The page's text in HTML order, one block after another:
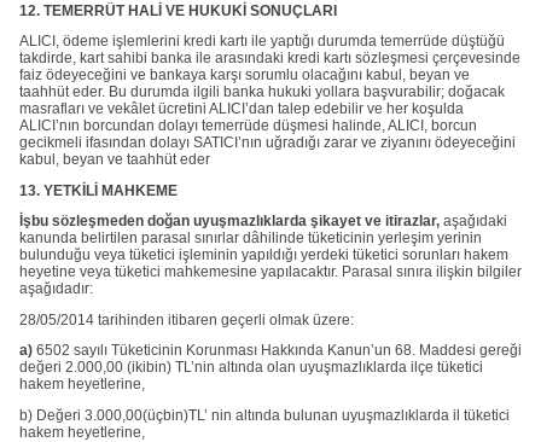
12. TEMERRÜT HALİ VE HUKUKİ SONUÇLARI
ALICI, ödeme işlemlerini kredi kartı ile yaptığı durumda temerrüde düştüğü
takdirde, kart sahibi banka ile arasındaki kredi kartı sözleşmesi çerçevesinde
faiz ödeyeceğini ve bankaya karşı sorumlu olacağını kabul, beyan ve
taahhüt eder. Bu durumda ilgili banka hukuki yollara başvurabilir; doğacak
masrafları ve vekâlet ücretini ALICI’dan talep edebilir ve her koşulda
ALICI’nın borcundan dolayı temerrüde düşmesi halinde, ALICI, borcun
gecikmeli ifasından dolayı SATICI’nın uğradığı zarar ve ziyanını ödeyeceğini
kabul, beyan ve taahhüt eder
13. YETKİLİ MAHKEME
İşbu sözleşmeden doğan uyuşmazlıklarda şikayet ve itirazlar, aşağıdaki
kanunda belirtilen parasal sınırlar dâhilinde tüketicinin yerleşim yerinin
bulunduğu veya tüketici işleminin yapıldığı yerdeki tüketici sorunları hakem
heyetine veya tüketici mahkemesine yapılacaktır. Parasal sınıra ilişkin bilgiler
aşağıdadır:
28/05/2014 tarihinden itibaren geçerli olmak üzere:
a) 6502 sayılı Tüketicinin Korunması Hakkında Kanun’un 68. Maddesi gereği
değeri 2.000,00 (ikibin) TL’nin altında olan uyuşmazlıklarda ilçe tüketici
hakem heyetlerine,
b) Değeri 3.000,00(üçbin)TL’ nin altında bulunan uyuşmazlıklarda il tüketici
hakem heyetlerine,